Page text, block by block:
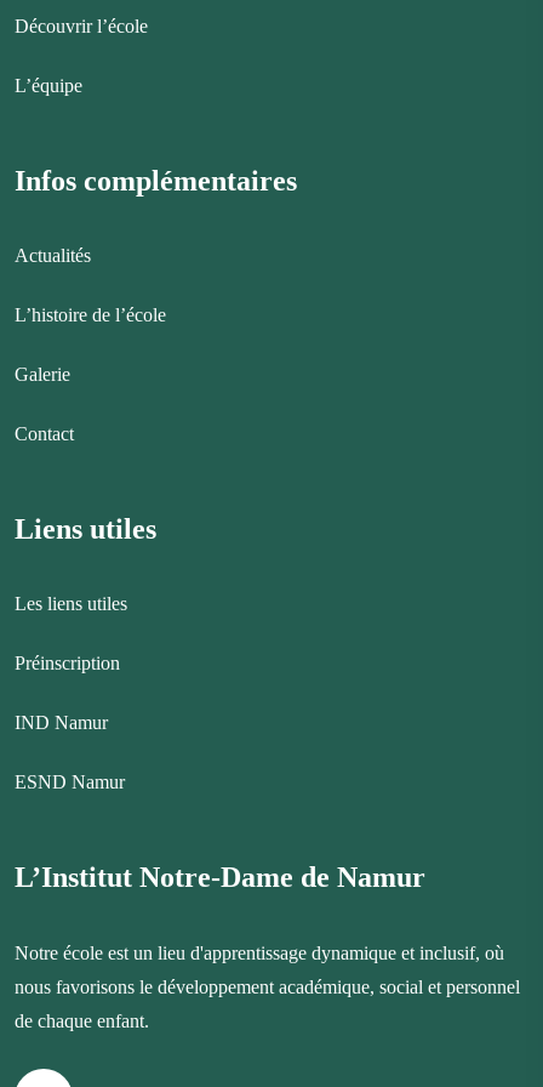
Découvrir l’école
L’équipe
Infos complémentaires
Actualités
L’histoire de l’école
Galerie
Contact
Liens utiles
Les liens utiles
Préinscription
IND Namur
ESND Namur
L’Institut Notre-Dame de Namur
Notre école est un lieu d'apprentissage dynamique et inclusif, où
nous favorisons le développement académique, social et personnel
de chaque enfant.